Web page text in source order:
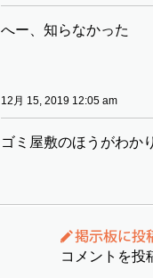
へー、知らなかった
12月 15, 2019 12:05 am
ゴミ屋敷のほうがわか
コメントを投